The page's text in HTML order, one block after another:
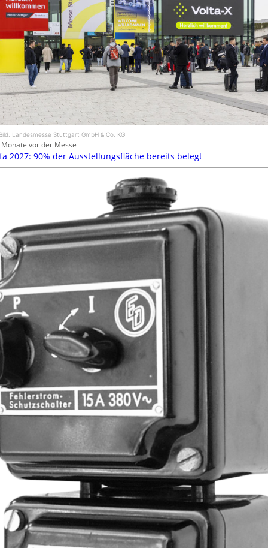
Landesmesse Stuttgart GmbH & Co. KG
vor der Messe
2027: 90% der Ausstellungsfläche bereits belegt